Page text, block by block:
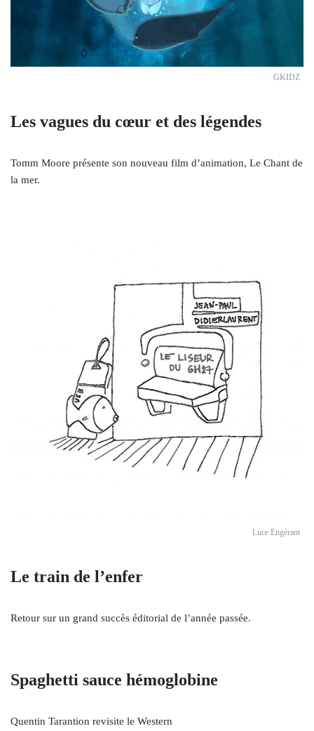
GKIDZ
Les vagues du cœur et des légendes
Tomm Moore présente son nouveau film d’animation, Le Chant de
la mer.
Luce Engérant
Le train de l’enfer
Retour sur un grand succès éditorial de l’année passée.
Spaghetti sauce hémoglobine
Quentin Tarantion revisite le Western